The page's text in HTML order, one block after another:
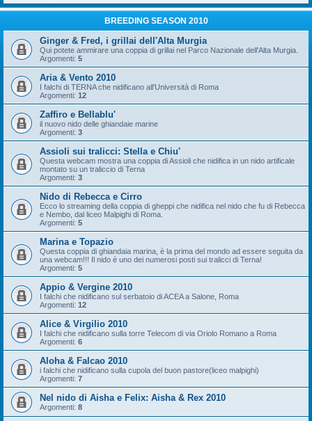
BREEDING SEASON 2010
Ginger & Fred, i grillai dell'Alta Murgia
Qui potete ammirare una coppia di grillai nel Parco Nazionale dell'Alta Murgia.
Argomenti: 5
Aria & Vento 2010
I falchi di TERNA che nidificano all'Università di Roma
Argomenti: 12
Zaffiro e Bellablu'
il nuovo nido delle ghiandaie marine
Argomenti: 3
Assioli sui tralicci: Stella e Chiu'
Questa webcam mostra una coppia di Assioli che nidifica in un nido artificale
montato su un traliccio di Terna
Argomenti: 3
Nido di Rebecca e Cirro
Ecco lo streaming della coppia di gheppi che nidifica nel nido che fu di Rebecca
e Nembo, dal liceo Malpighi di Roma.
Argomenti: 5
Marina e Topazio
Questa coppia di ghiandaia marina, è la prima del mondo ad essere seguita da
una webcam!!! Il nido è uno dei numerosi posti sui tralicci di Terna!
Argomenti: 5
Appio & Vergine 2010
I falchi che nidificano sul serbatoio di ACEA a Salone, Roma
Argomenti: 12
Alice & Virgilio 2010
I falchi che nidificano sulla torre Telecom di via Oriolo Romano a Roma
Argomenti: 6
Aloha & Falcao 2010
i falchi che nidificano sulla cupola del buon pastore(liceo malpighi)
Argomenti: 7
Nel nido di Aisha e Felix: Aisha & Rex 2010
Argomenti: 8